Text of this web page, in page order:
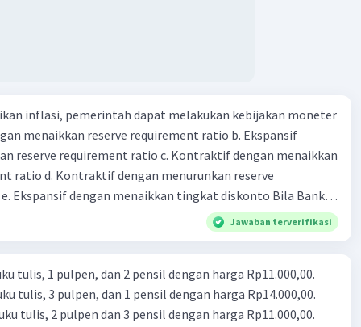
non bank yang memiliki fungsi sebagai penggerak investasi
dan memasukan surat berharga 24. Nama lembaga
yang bertugas mengatasi para rensumen 25. Ciri" dari
abad ke 21
inflasi, pemerintah dapat melakukan kebijakan moneter
menaikkan reserve requirement ratio b. Ekspansif
reserve requirement ratio c. Kontraktif dengan menaikkan
ratio d. Kontraktif dengan menurunkan reserve
dengan menaikkan tingkat diskonto Bila Bank
kebijakan moneter ekspansif, ceteris paribus maka .... a.
di mana bentuk kurva jumlah uang beredar (penawaran
(penawaran uang) naik dari kiri bawah ke kanan atas
di mana bentuk kurva jumlah uang beredar
dari kiri bawah ke kanan atas d. Tingkat bunga turun di
Jawaban terverifikasi
tulis, 1 pulpen, dan 2 pensil dengan harga Rp11.000,00.
tulis, 3 pulpen, dan 1 pensil dengan harga Rp14.000,00.
tulis, 2 pulpen dan 3 pensil dengan harga Rp11.000,00.